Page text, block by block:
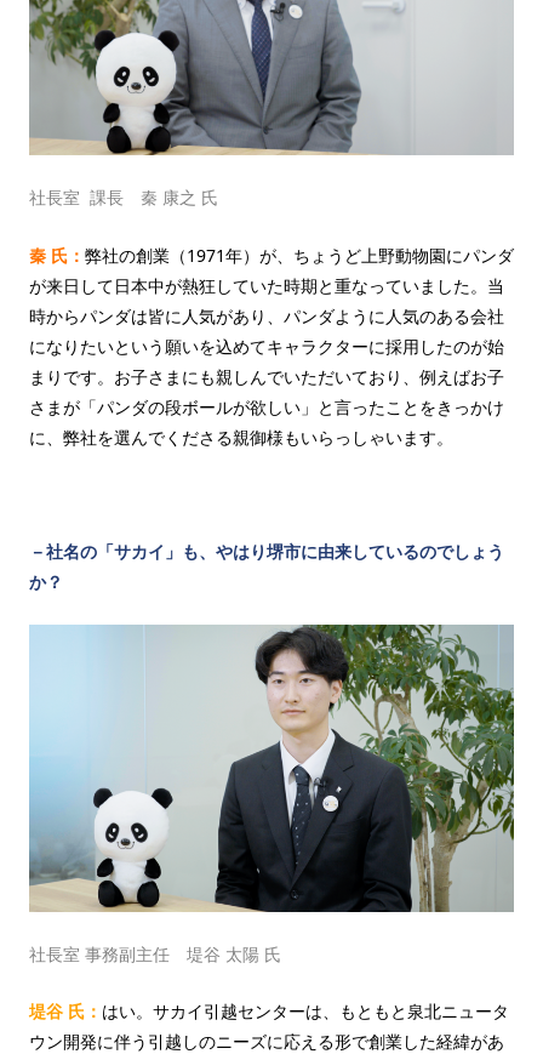
社長室 課長 秦 康之 氏
秦 氏： 弊社の創業（1971年）が、ちょうど上野動物園にパンダ
が来日して日本中が熱狂していた時期と重なっていました。当
時からパンダは皆に人気があり、パンダように人気のある会社
になりたいという願いを込めてキャラクターに採用したのが始
まりです。お子さまにも親しんでいただいており、例えばお子
さまが「パンダの段ボールが欲しい」と言ったことをきっかけ
に、弊社を選んでくださる親御様もいらっしゃいます。
－社名の「サカイ」も、やはり堺市に由来しているのでしょう
か？
社長室 事務副主任 堤谷 太陽 氏
堤谷 氏： はい。サカイ引越センターは、もともと泉北ニュータ
ウン開発に伴う引越しのニーズに応える形で創業した経緯があ